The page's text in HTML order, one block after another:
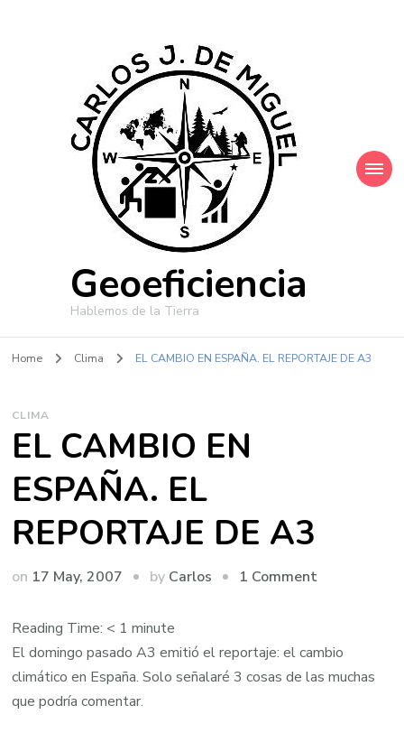
Geoeficiencia
Hablemos de la Tierra
Home Clima EL CAMBIO EN ESPAÑA. EL REPORTAJE DE A3
CLIMA
EL CAMBIO EN
ESPAÑA. EL
REPORTAJE DE A3
on 17 May, 2007 by Carlos 1 Commenton
EN
ESPAÑA.
Reading Time: < 1 minute
El domingo pasado A3 emitió el reportaje: el cambio
climático en España. Solo señalaré 3 cosas de las muchas
que podría comentar.